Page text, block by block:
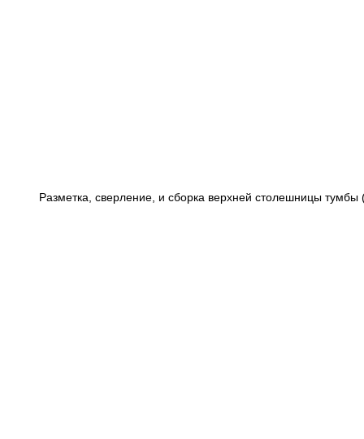
Разметка, сверление, и сборка верхней столешницы